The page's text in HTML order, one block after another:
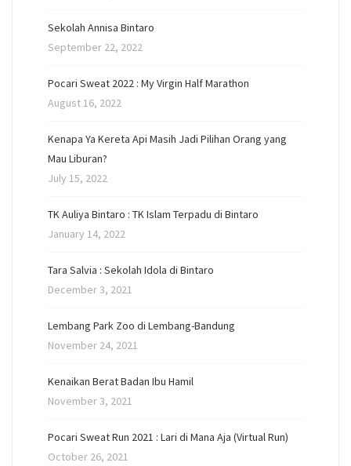
Sekolah Annisa Bintaro
September 22, 2022
Pocari Sweat 2022 : My Virgin Half Marathon
August 16, 2022
Kenapa Ya Kereta Api Masih Jadi Pilihan Orang yang
Mau Liburan?
July 15, 2022
TK Auliya Bintaro : TK Islam Terpadu di Bintaro
January 14, 2022
Tara Salvia : Sekolah Idola di Bintaro
December 3, 2021
Lembang Park Zoo di Lembang-Bandung
November 24, 2021
Kenaikan Berat Badan Ibu Hamil
November 3, 2021
Pocari Sweat Run 2021 : Lari di Mana Aja (Virtual Run)
October 26, 2021